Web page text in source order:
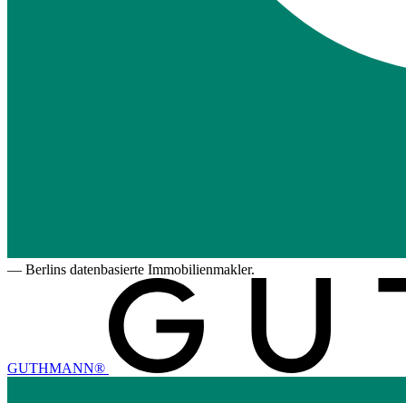
— Berlins datenbasierte Immobilienmakler.
GUTHMANN®